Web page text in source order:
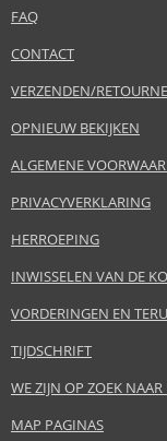
FAQ
CONTACT
VERZENDEN/
OPNIEUW BEKIJKEN
ALGEMENE
PRIVACYVERKLARING
HERROEPING
INWISSELEN VAN DE
VORDERINGEN EN
TIJDSCHRIFT
WE ZIJN OP ZOEK NAAR
MAP PAGINAS